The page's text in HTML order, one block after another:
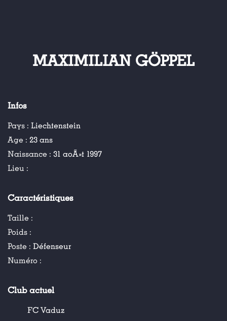
MAXIMILIAN GÖPPEL
Infos
Pays : Liechtenstein
Age : 23 ans
Naissance : 31 aoÃ»t 1997
Lieu :
Caractéristiques
Taille :
Poids :
Poste : Défenseur
Numéro :
Club actuel
FC Vaduz